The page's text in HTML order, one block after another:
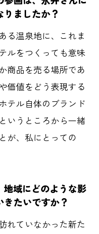
りましたか？
る温泉地に、これま
ルをつくっても意味
商品を売る場所であ
価値をどう表現する
テル自体のブランド
いうところから一緒
が、私にとっての
地域にどのような影
たいですか？
れていなかった新た